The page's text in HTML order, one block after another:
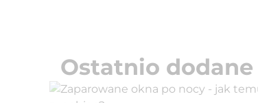
Ostatnio dodane